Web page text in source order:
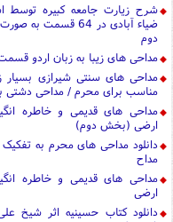
شرح زیارت جامعه کبیره توسط
ضیاء آبادی در 64
دوم
مداحی های زیبا به زبان اردو
مداحی های سنتی شیرازی بسیار
مناسب برای محرم / مداحی دشتی
مداحی های قدیمی و خاطره
ارضی (بخش دوم)
دانلود مداحی های محرم به
مداح
مداحی های قدیمی و خاطره
ارضی
دانلود کتاب حسینیه اثر شیخ